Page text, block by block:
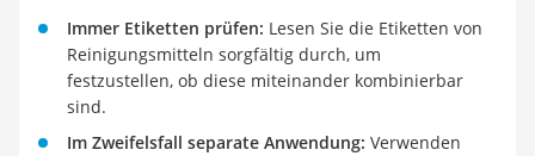
Immer Etiketten prüfen: Lesen Sie die Etiketten von
Reinigungsmitteln sorgfältig durch, um
festzustellen, ob diese miteinander kombinierbar
sind.
Im Zweifelsfall separate Anwendung: Verwenden